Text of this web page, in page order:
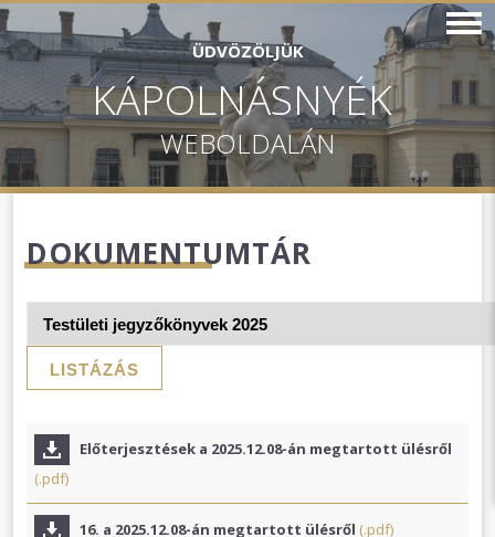
ÜDVÖZÖLJÜK
KÁPOLNÁSNYÉK
WEBOLDALÁN
DOKUMENTUMTÁR
LISTÁZÁS
Előterjesztések a 2025.12.08-án megtartott ülésről
(.pdf)
16. a 2025.12.08-án megtartott ülésről (.pdf)